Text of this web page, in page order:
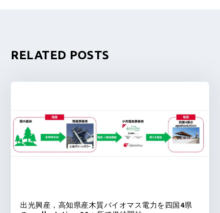
RELATED POSTS
出光興産，高知県産木質バイオマス電力を四国4県